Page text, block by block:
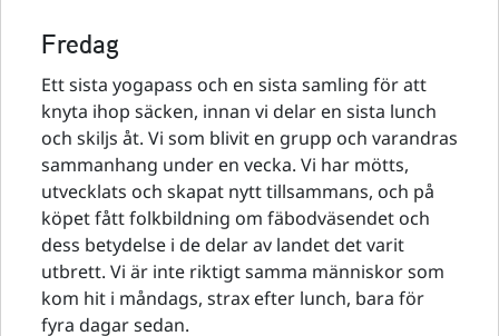
Fredag
Ett sista yogapass och en sista samling för att
knyta ihop säcken, innan vi delar en sista lunch
och skiljs åt. Vi som blivit en grupp och varandras
sammanhang under en vecka. Vi har mötts,
utvecklats och skapat nytt tillsammans, och på
köpet fått folkbildning om fäbodväsendet och
dess betydelse i de delar av landet det varit
utbrett. Vi är inte riktigt samma människor som
kom hit i måndags, strax efter lunch, bara för
fyra dagar sedan.